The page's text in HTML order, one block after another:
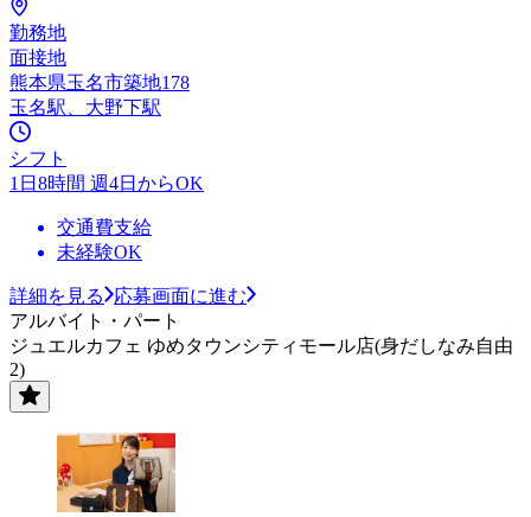
勤務地
面接地
熊本県玉名市築地178
玉名駅、大野下駅
シフト
1日8時間 週4日からOK
交通費支給
未経験OK
詳細を見る
応募画面に進む
アルバイト・パート
ジュエルカフェ ゆめタウンシティモール店(身だしなみ自由
2)